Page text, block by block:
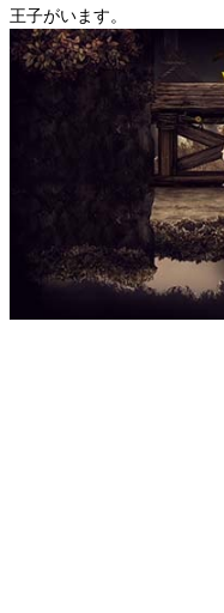
王子がいます。